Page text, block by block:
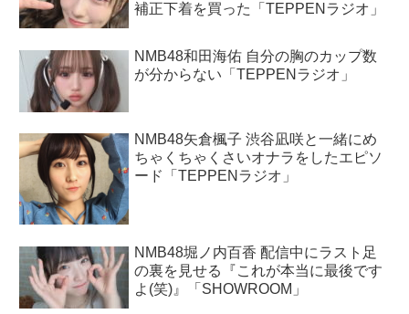
補正下着を買った「TEPPENラジオ」
NMB48和田海佑 自分の胸のカップ数
が分からない「TEPPENラジオ」
NMB48矢倉楓子 渋谷凪咲と一緒にめ
ちゃくちゃくさいオナラをしたエピソ
ード「TEPPENラジオ」
NMB48堀ノ内百香 配信中にラスト足
の裏を見せる『これが本当に最後です
よ(笑)』「SHOWROOM」